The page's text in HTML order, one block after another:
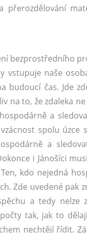
přerozdělování
bezprostředního
vstupuje naše
budoucí čas. Jde
na to, že zdaleka
a
spolu úzce
a
i Jánošíci
kdo nejedná
Zde uvedené pak
a tedy nelze
tak, jak to
nechtějí řídit.